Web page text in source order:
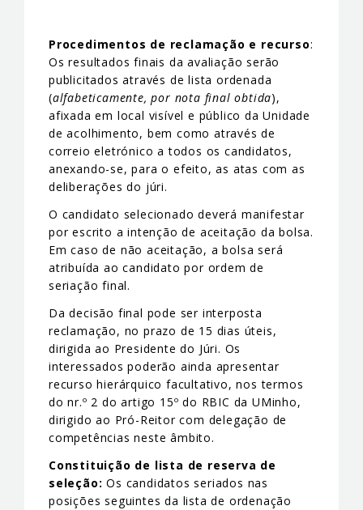
Procedimentos de reclamação e recurso:
Os resultados finais da avaliação serão
publicitados através de lista ordenada
(alfabeticamente, por nota final obtida),
afixada em local visível e público da Unidade
de acolhimento, bem como através de
correio eletrónico a todos os candidatos,
anexando-se, para o efeito, as atas com as
deliberações do júri.
O candidato selecionado deverá manifestar
por escrito a intenção de aceitação da bolsa.
Em caso de não aceitação, a bolsa será
atribuída ao candidato por ordem de
seriação final.
Da decisão final pode ser interposta
reclamação, no prazo de 15 dias úteis,
dirigida ao Presidente do Júri. Os
interessados poderão ainda apresentar
recurso hierárquico facultativo, nos termos
do nr.º 2 do artigo 15º do RBIC da UMinho,
dirigido ao Pró-Reitor com delegação de
competências neste âmbito.
Constituição de lista de reserva de
seleção:Os candidatos seriados nas
posições seguintes da lista de ordenação